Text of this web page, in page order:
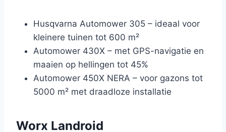
Husqvarna Automower 305 – ideaal voor
kleinere tuinen tot 600 m²
Automower 430X – met GPS-navigatie en
maaien op hellingen tot 45%
Automower 450X NERA – voor gazons tot
5000 m² met draadloze installatie
Worx Landroid